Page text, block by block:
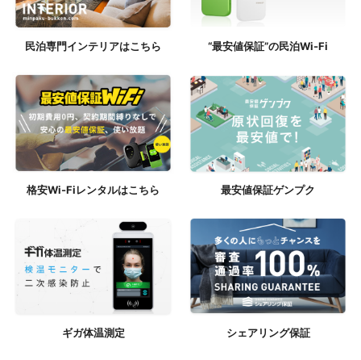
民泊専門インテリアはこちら “最安値保証”の民泊Wi-Fi
格安Wi-Fiレンタルはこちら 最安値保証ゲンプク
ギガ体温測定 シェアリング保証